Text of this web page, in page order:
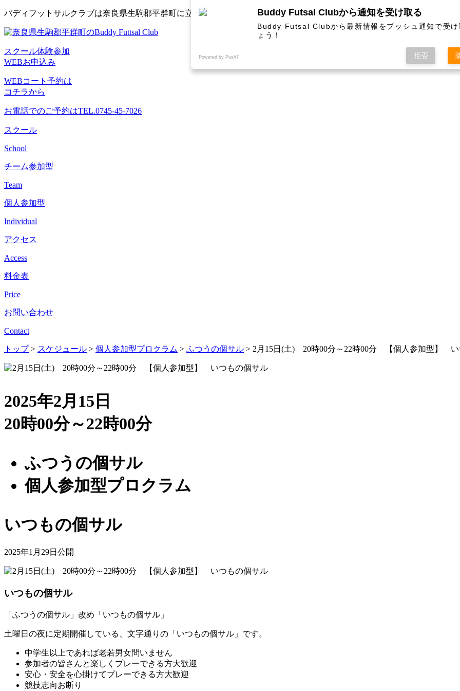
コ
テ
ツ
へ
ス
キ
プ
バディフットサルクラブは奈良県生駒郡平群町に立地するフットサル施設です。
スクール体験参加
WEBお申込み
WEBコート予約は
コチラから
お電話でのご予約はTEL.0745-45-7026
スクール
School
チーム参加型
Team
個人参加型
Individual
アクセス
Access
料金表
Price
お問い合わせ
Contact
トップ> スケジュール > 個人参加型プロクラム > ふつうの個サル > 2月15日(土) 20時00分～22時00分 【個人参加型】 い
2025年2月15日
20時00分～22時00分
ふつうの個サル
個人参加型プロクラム
いつもの個サル
2025年1月29日公開
いつもの個サル
「ふつうの個サル」改め「いつもの個サル」
土曜日の夜に定期開催している、文字通りの「いつもの個サル」です。
中学生以上であれば老若男女問いません
参加者の皆さんと楽しくプレーできる方大歓迎
安心・安全を心掛けてプレーできる方大歓迎
競技志向お断り
Buddy Futsal Clubから通知を受け取る
Buddy Futsal Clubから最新情報をプッシュ通知で受け
ょう！
Powered by Push7 拒否